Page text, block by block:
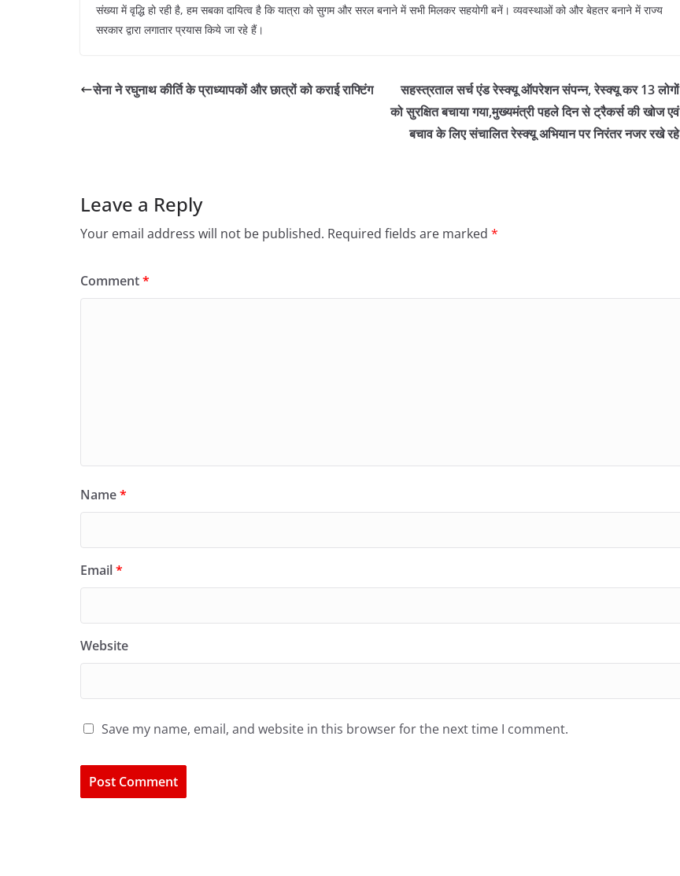
संख्या में वृद्धि हो रही है, हम सबका दायित्व है कि यात्रा को सुगम और सरल बनाने में सभी मिलकर सहयोगी बनें। व्यवस्थाओं को और बेहतर बनाने में राज्य
सरकार द्वारा लगातार प्रयास किये जा रहे हैं।
सेना ने रघुनाथ कीर्ति के प्राध्यापकों और छात्रों को कराई राफ्टिंग
सहस्त्रताल सर्च एंड रेस्क्यू ऑपरेशन संपन्न, रेस्क्यू कर 13 लोगों
को सुरक्षित बचाया गया,मुख्यमंत्री पहले दिन से ट्रैकर्स की खोज एवं
बचाव के लिए संचालित रेस्क्यू अभियान पर निरंतर नजर रखे रहे
Leave a Reply
Your email address will not be published. Required fields are marked *
Comment*
Name*
Email*
Website
Save my name, email, and website in this browser for the next time I comment.